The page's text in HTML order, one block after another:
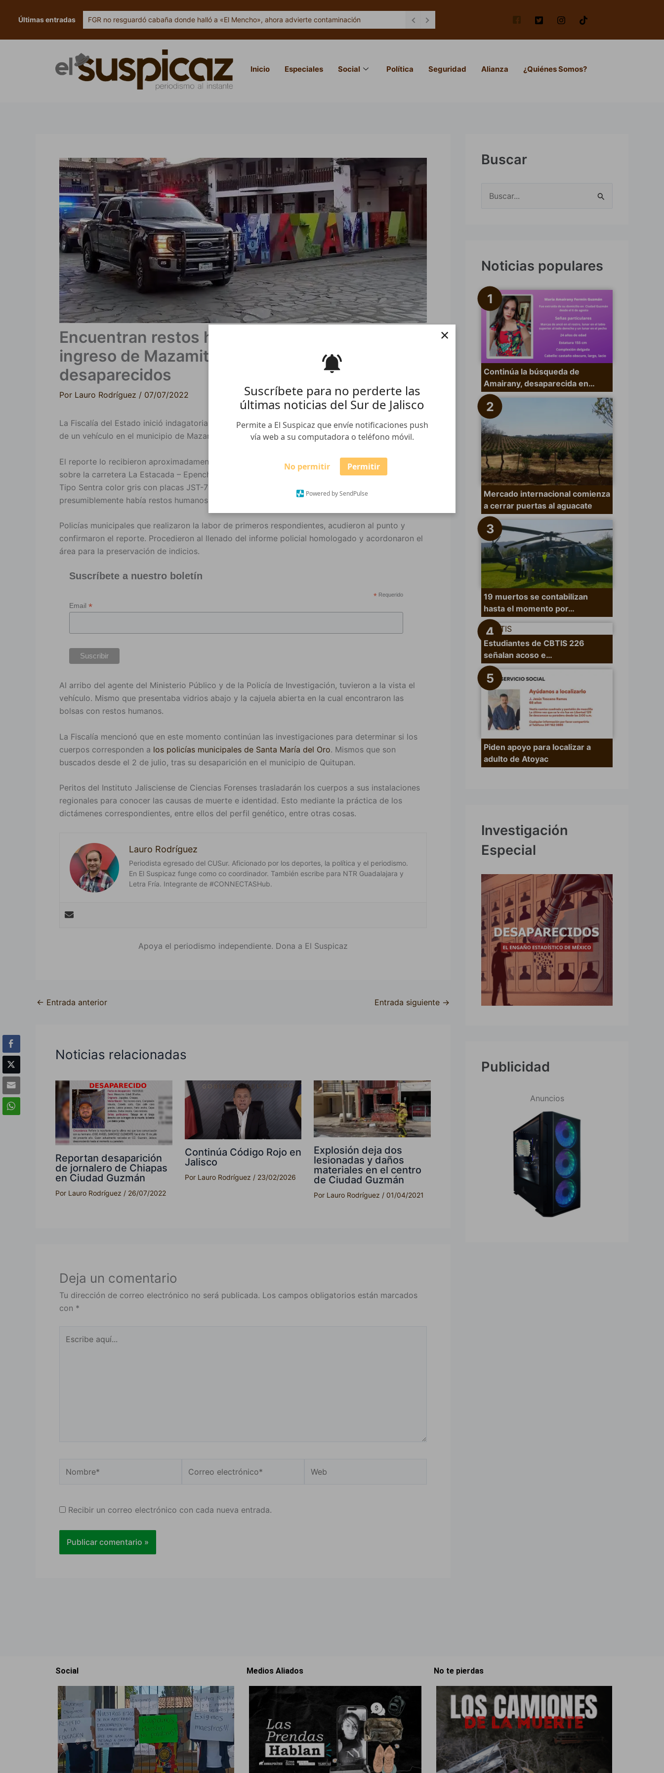
Suscríbete para no perderte las
últimas noticias del Sur de Jalisco
Permite a El Suspicaz que envíe notificaciones push
vía web a su computadora o teléfono móvil.
No permitir Permitir
Powered by SendPulse
×
Últimas entradas FGR no resguardó cabaña donde halló a «El Mencho», ahora advierte contaminación
Inicio Especiales Social Política Seguridad Alianza ¿Quiénes Somos?
Encuentran restos humanos en cajuela al
ingreso de Mazamitla. Investigan si son policías
desaparecidos
Por Lauro Rodríguez / 07/07/2022
La Fiscalía del Estado inició indagatorias luego de la localización de restos humanos en la cajuela
de un vehículo en el municipio de Mazamitla.
El reporte lo recibieron aproximadamente a las 10:50 horas de este jueves. Les informaron que
sobre la carretera La Estacada – Epenche Chico, en Mazamitla,localizaron un vehículo Nissan
Tipo Sentra color gris con placas JST-7832 abandonado. Al parecer con bolsas negras en la que
presumiblemente había restos humanos.
Policías municipales que realizaron la labor de primeros respondientes, acudieron al punto y
confirmaron el reporte. Procedieron al llenado del informe policial homologado y acordonaron el
área para la preservación de indicios.
Suscríbete a nuestro boletín
* Requerido
Email *
Al arribo del agente del Ministerio Público y de la Policía de Investigación, tuvieron a la vista el
vehículo. Mismo que presentaba vidrios abajo y la cajuela abierta en la cual encontraron las
bolsas con restos humanos.
La Fiscalía mencionó que en este momento continúan las investigaciones para determinar si los
cuerpos corresponden a los policías municipales de Santa María del Oro. Mismos que son
buscados desde el 2 de julio, tras su desaparición en el municipio de Quitupan.
Peritos del Instituto Jalisciense de Ciencias Forenses trasladarán los cuerpos a sus instalaciones
regionales para conocer las causas de muerte e identidad. Esto mediante la práctica de los
dictámenes correspondientes, entre ellos del perfil genético, entre otras cosas.
Lauro Rodríguez
Periodista egresado del CUSur. Aficionado por los deportes, la política y el periodismo.
En El Suspicaz funge como co coordinador. También escribe para NTR Guadalajara y
Letra Fría. Integrante de #CONNECTASHub.
Apoya el periodismo independiente. Dona a El Suspicaz
← Entrada anterior Entrada siguiente →
Noticias relacionadas
Reportan desaparición
de jornalero de Chiapas
en Ciudad Guzmán
Por Lauro Rodríguez / 26/07/2022
Continúa Código Rojo en
Jalisco
Por Lauro Rodríguez / 23/02/2026
Explosión deja dos
lesionadas y daños
materiales en el centro
de Ciudad Guzmán
Por Lauro Rodríguez / 01/04/2021
Deja un comentario
Tu dirección de correo electrónico no será publicada. Los campos obligatorios están marcados
con *
aquí...
electrónico*
Recibir un correo electrónico con cada nueva entrada.
Buscar
a
p
o
Noticias populares
Continúa la búsqueda de
Amairany, desaparecida en…
Mercado internacional comienza
a cerrar puertas al aguacate
19 muertos se contabilizan
hasta el momento por…
Estudiantes de CBTIS 226
señalan acoso e…
Piden apoyo para localizar a
adulto de Atoyac
Investigación
Especial
Publicidad
Anuncios
Social Medios Aliados No te pierdas